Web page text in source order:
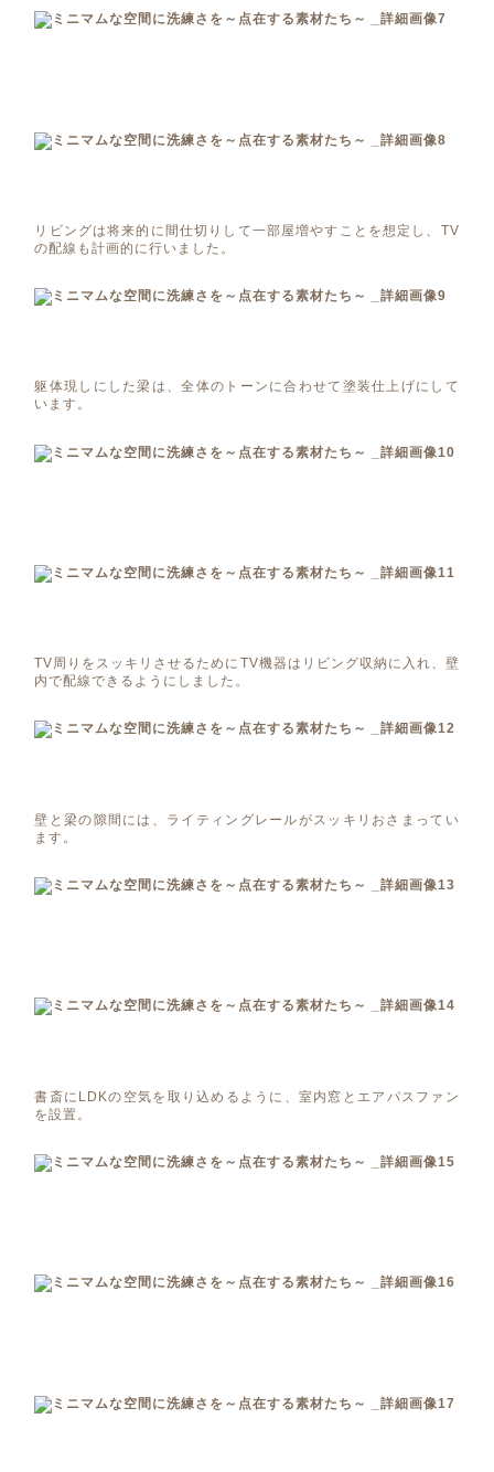
リビングは将来的に間仕切りして一部屋増やすことを想定し、TV
の配線も計画的に行いました。
躯体現しにした梁は、全体のトーンに合わせて塗装仕上げにして
います。
TV周りをスッキリさせるためにTV機器はリビング収納に入れ、壁
内で配線できるようにしました。
壁と梁の隙間には、ライティングレールがスッキリおさまってい
ます。
書斎にLDKの空気を取り込めるように、室内窓とエアパスファン
を設置。